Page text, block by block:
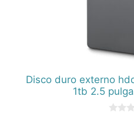
Disco duro externo
1tb 2.5